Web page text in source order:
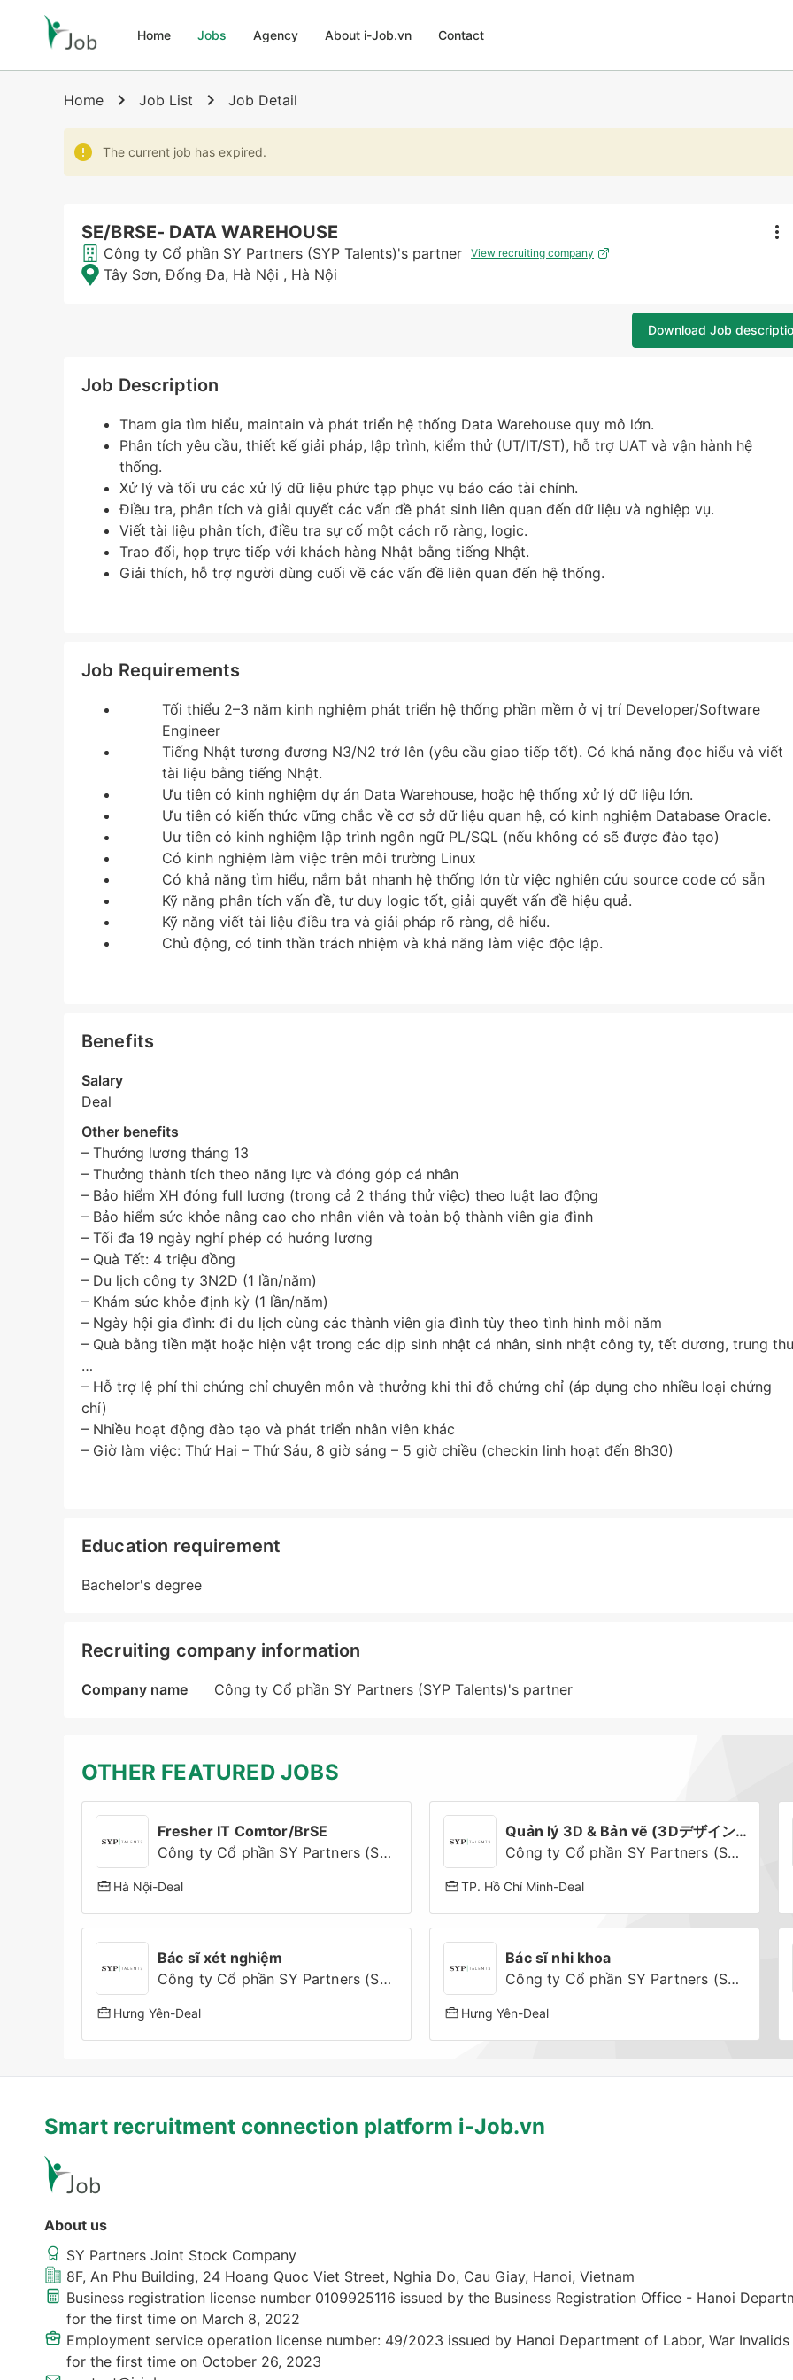
Home Jobs Agency About i-Job.vn Contact
About i-Job.vn
Home Job List Job Detail
The current job has expired.
SE/BRSE- DATA WAREHOUSE
Công ty Cổ phần SY Partners (SYP Talents)'s partner View recruiting company
Tây Sơn, Đống Đa, Hà Nội , Hà Nội
Download Job
Job Description
Tham gia tìm hiểu, maintain và phát triển hệ thống Data Warehouse quy mô lớn.
Phân tích yêu cầu, thiết kế giải pháp, lập trình, kiểm thử (UT/IT/ST), hỗ trợ UAT và vận hành hệ
thống.
Xử lý và tối ưu các xử lý dữ liệu phức tạp phục vụ báo cáo tài chính.
Điều tra, phân tích và giải quyết các vấn đề phát sinh liên quan đến dữ liệu và nghiệp vụ.
Viết tài liệu phân tích, điều tra sự cố một cách rõ ràng, logic.
Trao đổi, họp trực tiếp với khách hàng Nhật bằng tiếng Nhật.
Giải thích, hỗ trợ người dùng cuối về các vấn đề liên quan đến hệ thống.
Job Requirements
Tối thiểu 2–3 năm kinh nghiệm phát triển hệ thống phần mềm ở vị trí Developer/Software
Engineer
Tiếng Nhật tương đương N3/N2 trở lên (yêu cầu giao tiếp tốt). Có khả năng đọc hiểu và viết
tài liệu bằng tiếng Nhật.
Ưu tiên có kinh nghiệm dự án Data Warehouse, hoặc hệ thống xử lý dữ liệu lớn.
Ưu tiên có kiến thức vững chắc về cơ sở dữ liệu quan hệ, có kinh nghiệm Database Oracle.
Uư tiên có kinh nghiệm lập trình ngôn ngữ PL/SQL (nếu không có sẽ được đào tạo)
Có kinh nghiệm làm việc trên môi trường Linux
Có khả năng tìm hiểu, nắm bắt nhanh hệ thống lớn từ việc nghiên cứu source code có sẵn
Kỹ năng phân tích vấn đề, tư duy logic tốt, giải quyết vấn đề hiệu quả.
Kỹ năng viết tài liệu điều tra và giải pháp rõ ràng, dễ hiểu.
Chủ động, có tinh thần trách nhiệm và khả năng làm việc độc lập.
Benefits
Salary
Deal
Other benefits
– Thưởng lương tháng 13
– Thưởng thành tích theo năng lực và đóng góp cá nhân
– Bảo hiểm XH đóng full lương (trong cả 2 tháng thử việc) theo luật lao động
– Bảo hiểm sức khỏe nâng cao cho nhân viên và toàn bộ thành viên gia đình
– Tối đa 19 ngày nghỉ phép có hưởng lương
– Quà Tết: 4 triệu đồng
– Du lịch công ty 3N2D (1 lần/năm)
– Khám sức khỏe định kỳ (1 lần/năm)
– Ngày hội gia đình: đi du lịch cùng các thành viên gia đình tùy theo tình hình mỗi năm
– Quà bằng tiền mặt hoặc hiện vật trong các dịp sinh nhật cá nhân, sinh nhật công ty, tết dương, trung
…
– Hỗ trợ lệ phí thi chứng chỉ chuyên môn và thưởng khi thi đỗ chứng chỉ (áp dụng cho nhiều loại chứng
chỉ)
– Nhiều hoạt động đào tạo và phát triển nhân viên khác
– Giờ làm việc: Thứ Hai – Thứ Sáu, 8 giờ sáng – 5 giờ chiều (checkin linh hoạt đến 8h30)
Education requirement
Bachelor's degree
Recruiting company information
Company name Công ty Cổ phần SY Partners (SYP Talents)'s partner
OTHER FEATURED JOBS
Fresher IT Comtor/BrSE
Công ty Cổ phần SY Partners (SYP Talents)
Hà Nội-Deal
Quản lý 3D & Bản vẽ (3Dデザイン・製図チームリーダー)
Công ty Cổ phần SY Partners (SYP Talents)'s partner
TP. Hồ Chí Minh-Deal
Bác sĩ xét nghiệm
Công ty Cổ phần SY Partners (SYP Talents)'s partner
Hưng Yên-Deal
Bác sĩ nhi khoa
Công ty Cổ phần SY Partners (SYP Talents)'s partner
Hưng Yên-Deal
Smart recruitment connection platform i-Job.vn
About us
SY Partners Joint Stock Company
8F, An Phu Building, 24 Hoang Quoc Viet Street, Nghia Do, Cau Giay, Hanoi, Vietnam
Business registration license number 0109925116 issued by the Business Registration Office - Hanoi
for the first time on March 8, 2022
Employment service operation license number: 49/2023 issued by Hanoi Department of Labor, War
for the first time on October 26, 2023